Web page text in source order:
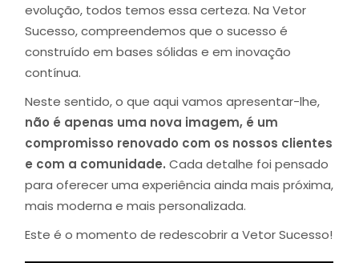
evolução, todos temos essa certeza. Na Vetor
Sucesso, compreendemos que o sucesso é
construído em bases sólidas e em inovação
contínua.
Neste sentido, o que aqui vamos apresentar-lhe,
não é apenas uma nova imagem, é um
compromisso renovado com os nossos clientes
e com a comunidade.Cada detalhe foi pensado
para oferecer uma experiência ainda mais próxima,
mais moderna e mais personalizada.
Este é o momento de redescobrir a Vetor Sucesso!